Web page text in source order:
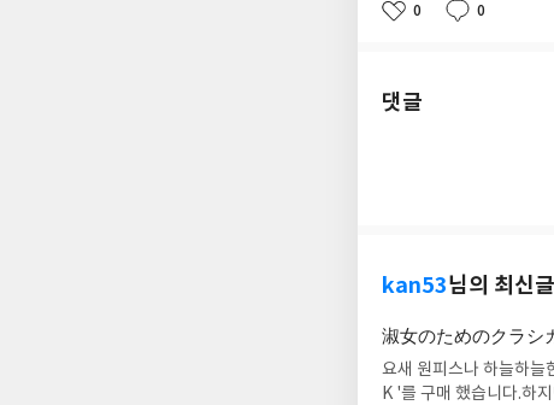
좋
0
댓
0
작
댓글
kan53님의 최신글
淑女のためのクラシ
요새 원피스나 하늘하
K '를 구매 했습니다.하